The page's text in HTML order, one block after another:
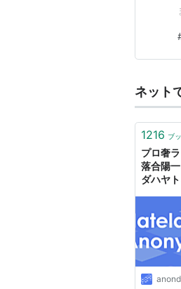
ネット
1216 ブ
プロ奢
落合陽
ダハヤ